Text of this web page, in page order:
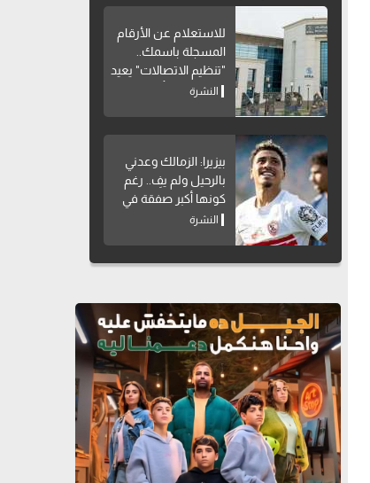
للاستعلام عن الأرقام
المسجلة باسمك..
"تنظيم الاتصالات" يعيد
إتاحة خدمة "أرقامي"
النشرة
بيزيرا: الزمالك وعدني
بالرحيل ولم يفِ.. رغم
كونها أكبر صفقة في
تاريخه
النشرة